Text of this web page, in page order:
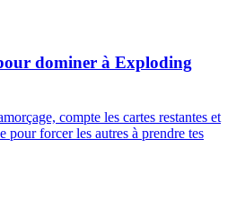
dominer à Exploding
compte les cartes restantes et
forcer les autres à prendre tes